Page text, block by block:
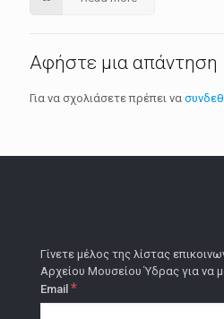
Αφήστε μια απάντηση
Για να σχολιάσετε πρέπει να
Γίνετε μέλος της λίστας
Αρχείου Μουσείου Ύδρας για να
Email *